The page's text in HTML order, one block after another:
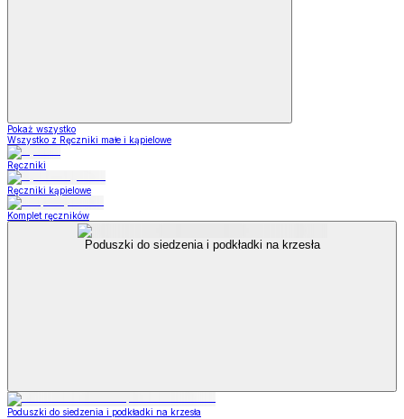
Pokaż wszystko
Wszystko z Ręczniki małe i kąpielowe
Ręczniki
Ręczniki kąpielowe
Komplet ręczników
Poduszki do siedzenia i podkładki na krzesła
Poduszki do siedzenia i podkładki na krzesła